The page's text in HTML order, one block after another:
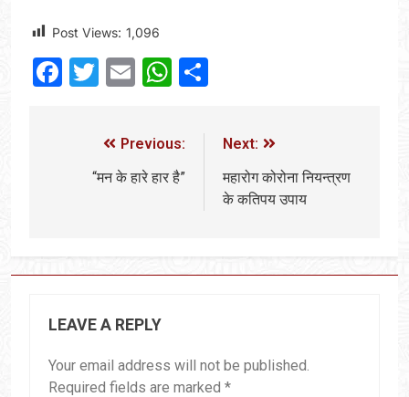
Post Views: 1,096
Facebook
Twitter
EmailWhatsApp
Previous:
“मन के हारे हार है”
Next:
महारोग कोरोना नियन्त्रण
के कतिपय उपाय
LEAVE A REPLY
Your email address will not be published.
Required fields are marked *